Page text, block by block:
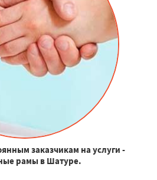
заказчикам на услуги -
рамы в Шатуре.